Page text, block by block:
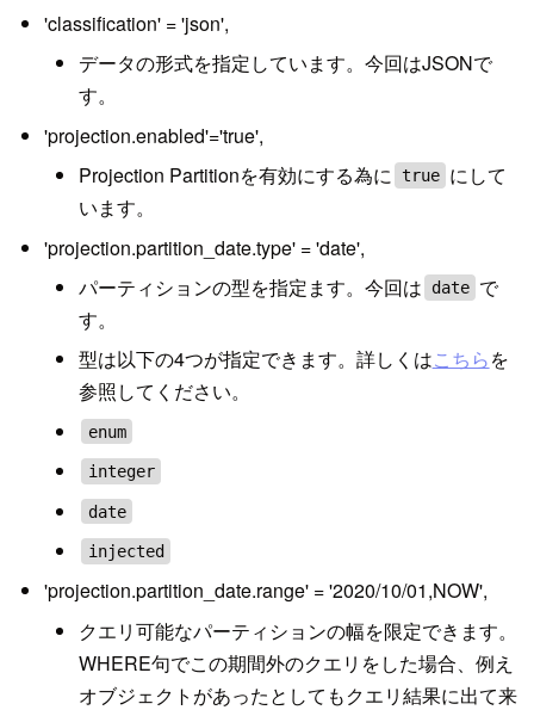
'classification' = 'json',
データの形式を指定しています。今回はJSONで
す。
'projection.enabled'='true',
Projection Partitionを有効にする為に true にして
います。
'projection.partition_date.type' = 'date',
パーティションの型を指定ます。今回は
date で
す。
型は以下の4つが指定できます。詳しくはこちらを
参照してください。
enum
integer
date
injected
'projection.partition_date.range' = '2020/10/01,NOW',
クエリ可能なパーティションの幅を限定できます。
WHERE句でこの期間外のクエリをした場合、例え
オブジェクトがあったとしてもクエリ結果に出て来